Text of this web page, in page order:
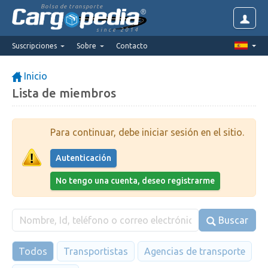
Bolsa de transporte
since 2014
Suscripciones Sobre Contacto
Inicio
Lista de miembros
Para continuar, debe iniciar sesión en el sitio.
Autenticación
No tengo una cuenta, deseo registrarme
Buscar
Todos Transportistas Agencias de transporte